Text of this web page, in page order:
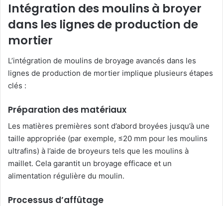
Intégration des moulins à broyer
dans les lignes de production de
mortier
L’intégration de moulins de broyage avancés dans les
lignes de production de mortier implique plusieurs étapes
clés :
Préparation des matériaux
Les matières premières sont d’abord broyées jusqu’à une
taille appropriée (par exemple, ≤20 mm pour les moulins
ultrafins) à l’aide de broyeurs tels que les moulins à
maillet. Cela garantit un broyage efficace et un
alimentation régulière du moulin.
Processus d’affûtage